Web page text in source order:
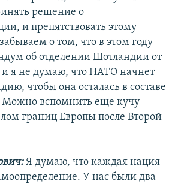
решение о
и препятствовать этому
о том, что в этом году
об отделении Шотландии от
я не думаю, что НАТО начнет
чтобы она осталась в составе
Можно вспомнить еще кучу
границ Европы после Второй
Я думаю, что каждая нация
У нас были два